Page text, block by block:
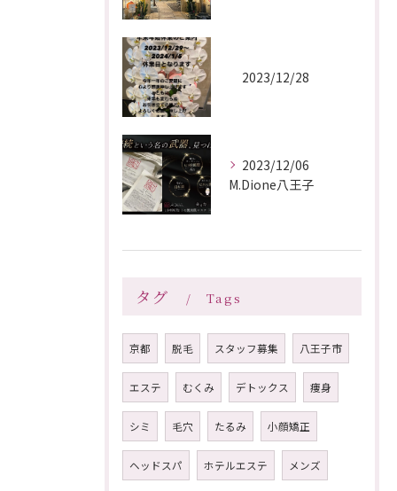
2023/12/28
2023/12/06
M.Dione八王子
タグ Tags
京都 脱毛 スタッフ募集 八王子市
エステ むくみ デトックス 痩身
シミ 毛穴 たるみ 小顔矯正
ヘッドスパ ホテルエステ メンズ